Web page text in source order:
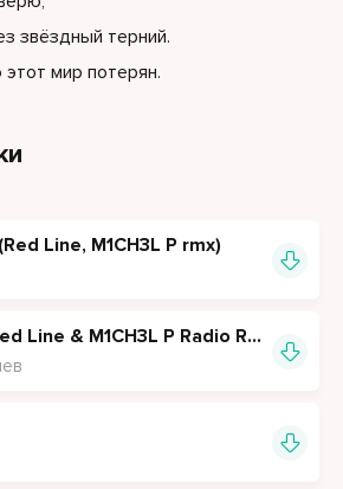
звёздный терний.
мир потерян.
Line, M1CH3L P rmx)
На руках (Red Line & M1CH3L P Radio Remix)